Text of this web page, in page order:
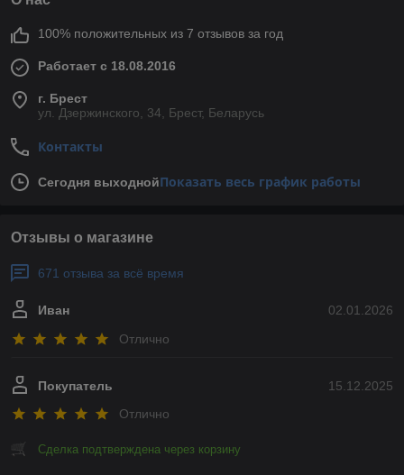
100% положительных из 7 отзывов за год
Работает с 18.08.2016
г. Брест
ул. Дзержинского, 34, Брест, Беларусь
Контакты
Сегодня выходнойПоказать весь график работы
Отзывы о магазине
671 отзыва за всё время
02.01.2026
Иван
Отлично
15.12.2025
Покупатель
Отлично
Сделка подтверждена через корзину